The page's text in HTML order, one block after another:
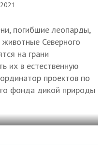
погибшие леопарды,
Северного
на грани
их в естественную
проектов по
фонда дикой природы